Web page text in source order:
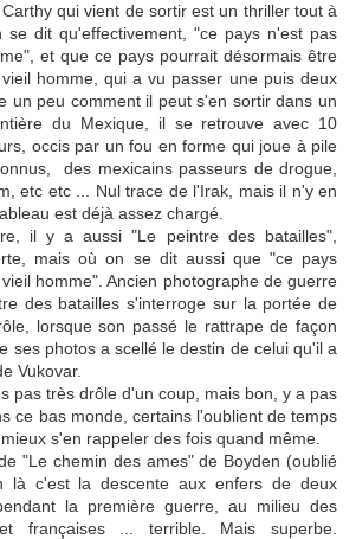
qui vient de sortir est un thriller tout à
se dit qu'effectivement, "ce pays n'est pas
et que ce pays pourrait désormais être
homme, qui a vu passer une puis deux
un peu comment il peut s'en sortir dans un
du Mexique, il se retrouve avec 10
occis par un fou en forme qui joue à pile
des mexicains passeurs de drogue,
etc etc ... Nul trace de l'Irak, mais il n'y en
est déjà assez chargé.
il y a aussi "Le peintre des batailles",
mais où on se dit aussi que "ce pays
homme". Ancien photographe de guerre
des batailles s'interroge sur la portée de
lorsque son passé le rattrape de façon
ses photos a scellé le destin de celui qu'il a
Vukovar.
pas très drôle d'un coup, mais bon, y a pas
ce bas monde, certains l'oublient de temps
s'en rappeler des fois quand même.
"Le chemin des ames" de Boyden (oublié
là c'est la descente aux enfers de deux
la première guerre, au milieu des
françaises ... terrible. Mais superbe.